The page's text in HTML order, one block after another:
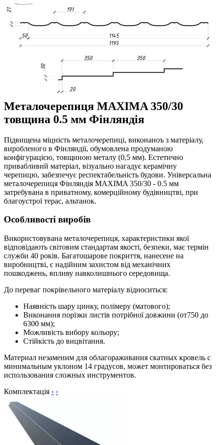
Металочерепиця MAXIMA 350/30
товщина 0.5 мм Фінляндія
Підвищена міцність металочерепиці, виконаноъ з матеріалу,
виробленого в Фінляндії, обумовлена продуманою
конфігурацією, товщиною металу (0,5 мм). Естетично
привабливий матеріал, візуально нагадує керамічну
черепицю, забезпечує респектабельність будови. Універсальна
металочерепиця Фінляндія MAXIMA 350/30 - 0.5 мм
затребувана в приватному, комерційному будівництві, при
благоустрої терас, альтанок.
Особливості виробів
Використовувана металочерепиця, характеристики якої
відповідають світовим стандартам якості, безпеки, має термін
служби 40 років. Багатошарове покриття, нанесене на
виробництві, є надійним захистом від механічних
пошкоджень, впливу навколишнього середовища.
До переваг покрівельного матеріалу відноситься:
Наявність шару цинку, полімеру (матового);
Виконання порізки листів потрібної довжини (от750 до
6300 мм);
Можливість вибору кольору;
Стійкість до вицвітання.
Материал незаменим для облагораживания скатных кровель с
минимальным уклоном 14 градусов, может монтироваться без
использования сложных инструментов.
Комплектація ‹ ›